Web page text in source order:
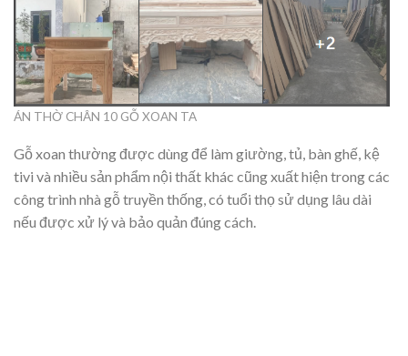
ÁN THỜ CHÂN 10 GỖ XOAN TA
Gỗ xoan thường được dùng để làm giường, tủ, bàn ghế, kệ
tivi và nhiều sản phẩm nội thất khác cũng xuất hiện trong các
công trình nhà gỗ truyền thống, có tuổi thọ sử dụng lâu dài
nếu được xử lý và bảo quản đúng cách.